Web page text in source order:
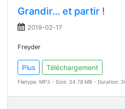
Grandir… et partir !
2019-02-17
Freyder
Plus Téléchargement
Filetype: MP3 - Size: 34.78 MB - Duration: